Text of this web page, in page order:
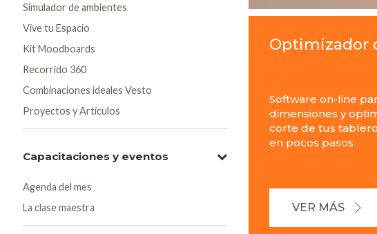
Simulador de ambientes
Vive tu Espacio
Kit Moodboards
Recorrido 360
Combinaciones ideales Vesto
Proyectos y Artículos
Capacitaciones y eventos
Agenda del mes
La clase maestra
Optimizador
Software on-line
dimensiones y
corte de tus
en pocos pasos
VER MÁS